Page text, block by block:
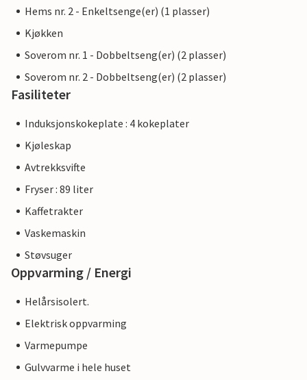
Hems nr. 2 - Enkeltsenge(er) (1 plasser)
Kjøkken
Soverom nr. 1 - Dobbeltseng(er) (2 plasser)
Soverom nr. 2 - Dobbeltseng(er) (2 plasser)
Fasiliteter
Induksjonskokeplate : 4 kokeplater
Kjøleskap
Avtrekksvifte
Fryser : 89 liter
Kaffetrakter
Vaskemaskin
Støvsuger
Oppvarming / Energi
Helårsisolert.
Elektrisk oppvarming
Varmepumpe
Gulvvarme i hele huset